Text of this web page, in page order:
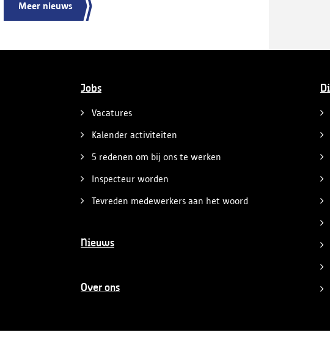
Meer nieuws
Jobs
Vacatures
Kalender activiteiten
5 redenen om bij ons te werken
Inspecteur worden
Tevreden medewerkers aan het woord
Nieuws
Over ons